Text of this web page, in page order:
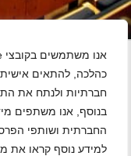
כהלכה, להתאים אישית
חברתיות ולנתח את
בנוסף, אנו משתפים
החברתית ושותפי
למידע נוסף קראו את
דרושים/ות
תל אביב-יפו|גיל
חיילים משוחררים